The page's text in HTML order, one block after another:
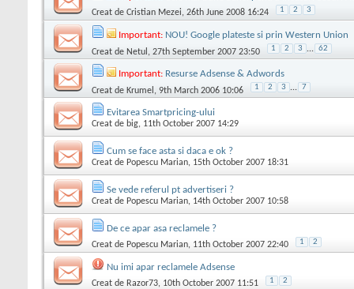
Creat de Cristian Mezei, 26th June 2008 16:24 1 2 3
Important: NOU! Google plateste si prin Western Union
Creat de Netul , 27th September 2007 23:50 1 2 3 ... 62
Important: Resurse Adsense & Adwords
Creat de Krumel , 9th March 2006 10:06 1 2 3 ... 7
Evitarea Smartpricing-ului
Creat de big, 11th October 2007 14:29
Cum se face asta si daca e ok ?
Creat de Popescu Marian, 15th October 2007 18:31
Se vede referul pt advertiseri ?
Creat de Popescu Marian, 14th October 2007 10:58
De ce apar asa reclamele ?
Creat de Popescu Marian, 11th October 2007 22:40 1 2
Nu imi apar reclamele Adsense
Creat de Razor73, 10th October 2007 11:51 1 2